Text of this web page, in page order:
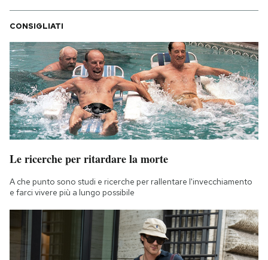
CONSIGLIATI
Le ricerche per ritardare la morte
A che punto sono studi e ricerche per rallentare l'invecchiamento
e farci vivere più a lungo possibile